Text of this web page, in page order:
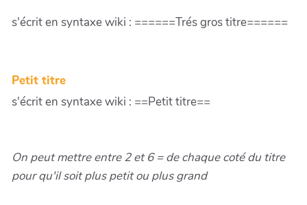
s'écrit en syntaxe wiki : ======Trés gros titre======
Petit titre
s'écrit en syntaxe wiki : ==Petit titre==
On peut mettre entre 2 et 6 = de chaque coté du titre
pour qu'il soit plus petit ou plus grand